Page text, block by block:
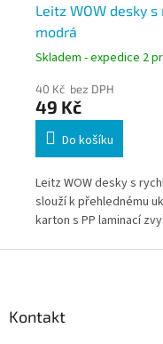
Leitz WOW desky
modrá
Skladem - expedice 2
40 Kč bez DPH
49 Kč
Do košíku
Leitz WOW desky s
slouží k přehlednému
karton s PP laminací
Kontakt